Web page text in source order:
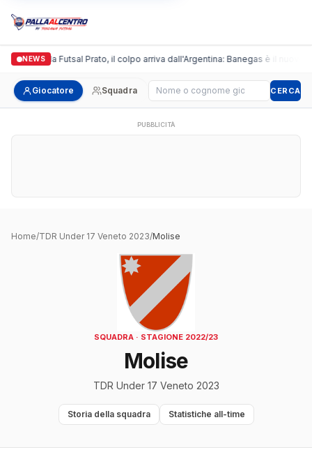
NEWS
Italgronda Futsal Prato, il colpo arriva dall'Argentina: Banegas è il nuovo
Giocatore Squadra Cerca giocatore CERCA
PUBBLICITÀ
Home/TDR Under 17 Veneto 2023/Molise
SQUADRA · STAGIONE 2022/23
Molise
TDR Under 17 Veneto 2023
Storia della squadra Statistiche all-time